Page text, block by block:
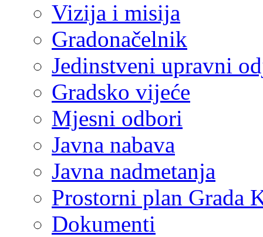
Vizija i misija
Gradonačelnik
Jedinstveni upravni
Gradsko vijeće
Mjesni odbori
Javna nabava
Javna nadmetanja
Prostorni plan Grada
Dokumenti